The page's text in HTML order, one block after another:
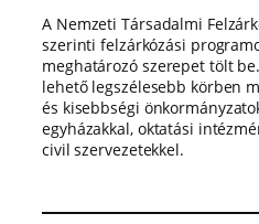
A Nemzeti Társadalmi
szerinti felzárkózási
meghatározó szerepet tölt
lehető legszélesebb körben
és kisebbségi
egyházakkal, oktatási
civil szervezetekkel.